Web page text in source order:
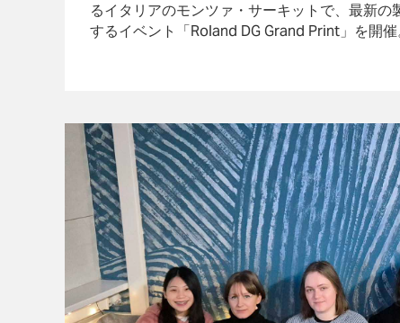
るイタリアのモンツァ・サーキットで、最新の
するイベント「Roland DG Grand Print」を開催